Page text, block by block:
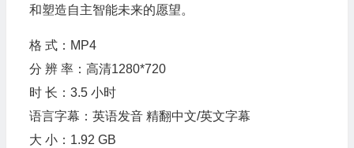
和塑造自主智能未来的愿望。
格 式：MP4
分 辨 率：高清1280*720
时 长：3.5 小时
语言字幕：英语发音 精翻中文/英文字幕
大 小：1.92 GB